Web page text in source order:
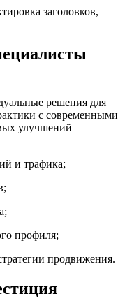
заголовков,
решения для
с современными
улучшений
и трафика;
профиля;
продвижения.